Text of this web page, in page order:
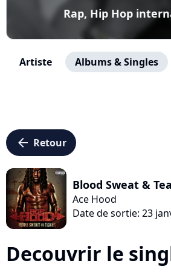
Rap, Hip Hop
Artiste Albums & Singles
arrow_left Retour
Blood Sweat &
Ace Hood
Date de sortie: 23
Decouvrir le